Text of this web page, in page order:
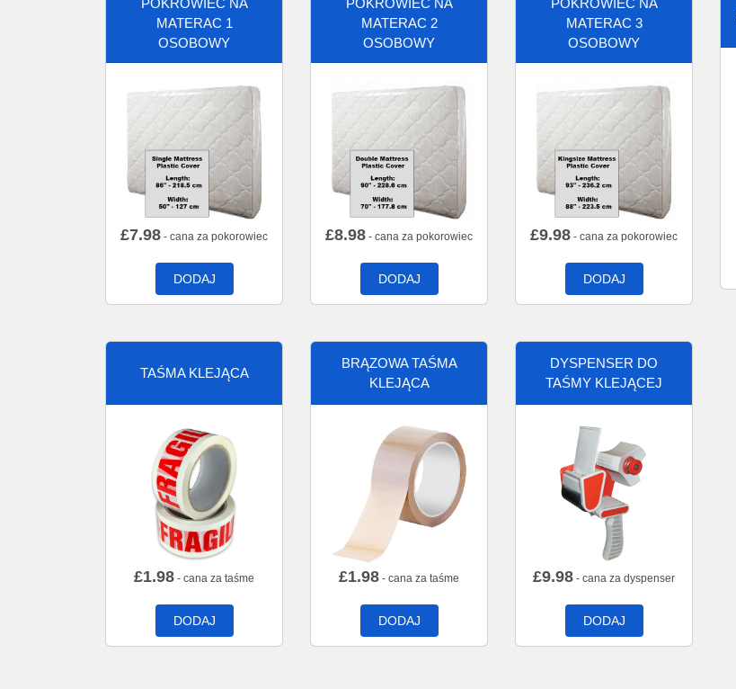
POKROWIEC NA
MATERAC 1
OSOBOWY
£7.98 - cana za pokorowiec
DODAJ
POKROWIEC NA
MATERAC 2
OSOBOWY
£8.98 - cana za pokorowiec
DODAJ
POKROWIEC NA
MATERAC 3
OSOBOWY
£9.98 - cana za pokorowiec
DODAJ
TAŚMA KLEJĄCA
£1.98 - cana za taśme
DODAJ
BRĄZOWA TAŚMA
KLEJĄCA
£1.98 - cana za taśme
DODAJ
DYSPENSER DO
TAŚMY KLEJĄCEJ
£9.98 - cana za dyspenser
DODAJ